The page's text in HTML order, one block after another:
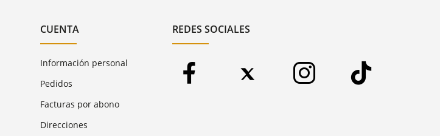
CUENTA
Información personal
Pedidos
Facturas por abono
Direcciones
REDES SOCIALES